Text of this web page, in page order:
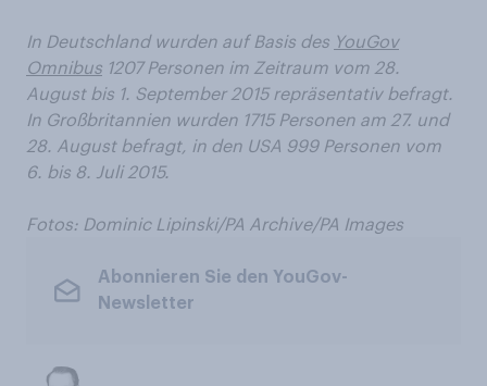
In Deutschland wurden auf Basis des YouGov
Omnibus 1207 Personen im Zeitraum vom 28.
August bis 1. September 2015 repräsentativ befragt.
In Großbritannien wurden 1715 Personen am 27. und
28. August befragt, in den USA 999 Personen vom
6. bis 8. Juli 2015.
Fotos: Dominic Lipinski/PA Archive/PA Images
Abonnieren Sie den YouGov-
Newsletter